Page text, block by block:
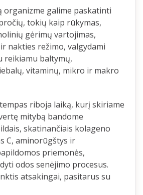
organizme galime paskatinti
tokių kaip rūkymas,
gėrimų vartojimas,
nakties režimo, valgydami
reikiamu baltymų,
vitaminų, mikro ir makro
riboja laiką, kurį skiriame
mitybą bandome
skatinančiais kolageno
C, aminorūgštys ir
priemonės,
odos senėjimo procesus.
atsakingai, pasitarus su